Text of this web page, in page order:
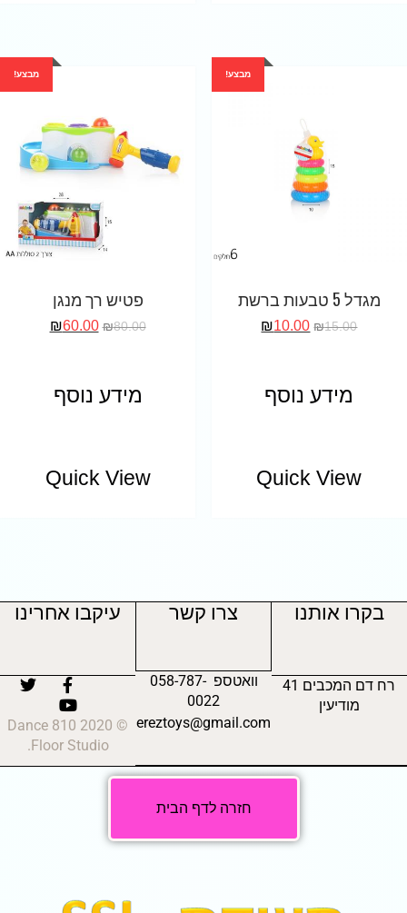
מבצע!
מגדל 5 טבעות ברשת
₪15.00
₪10.00
מידע נוסף
Quick View
מבצע!
פטיש רך מנגן
₪80.00
₪60.00
מידע נוסף
Quick View
בקרו אותנו
רח דם המכבים 41
מודיעין
צרו קשר
וואטספ 058-787-
0022
ereztoys@gmail.com
עיקבו אחרינו
© 2020 810 Dance
Floor Studio.
חזרה לדף הבית